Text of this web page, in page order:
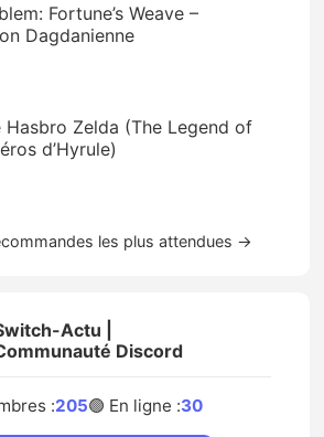
Fortune’s Weave –
Dagdanienne
Hasbro Zelda (The Legend of
d’Hyrule)
les plus attendues →
Actu |
Discord
:205🟢 En ligne :30